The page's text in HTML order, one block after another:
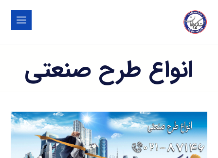
انواع طرح صنعتی